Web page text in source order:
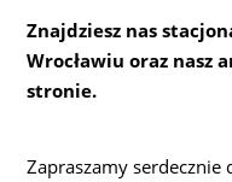
Znajdziesz nas
Wrocławiu oraz
stronie.
Zapraszamy serdecznie